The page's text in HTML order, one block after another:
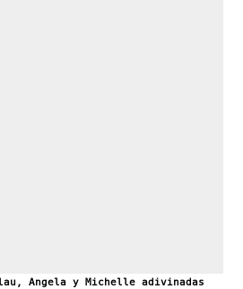
Angela y Michelle adivinadas